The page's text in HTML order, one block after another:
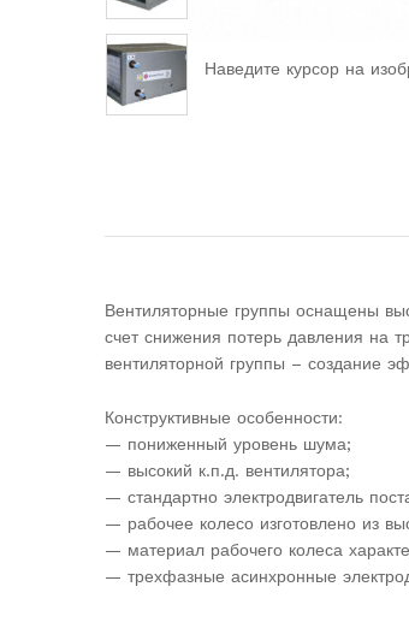
Наведите курсор на
Вентиляторные группы оснащены
счет снижения потерь давления на
вентиляторной группы – создание
Конструктивные особенности:
— пониженный уровень шума;
— высокий к.п.д. вентилятора;
— стандартно электродвигатель
— рабочее колесо изготовлено из
— материал рабочего колеса
— трехфазные асинхронные